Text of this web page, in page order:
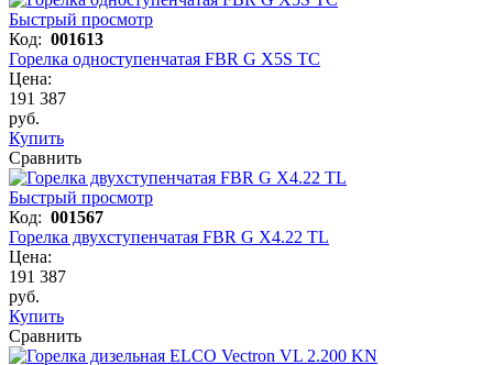
Быстрый просмотр
Код: 001613
Горелка одноступенчатая FBR G X5S TC
Цена:
191 387
руб.
Купить
Сравнить
Быстрый просмотр
Код: 001567
Горелка двухступенчатая FBR G X4.22 TL
Цена:
191 387
руб.
Купить
Сравнить